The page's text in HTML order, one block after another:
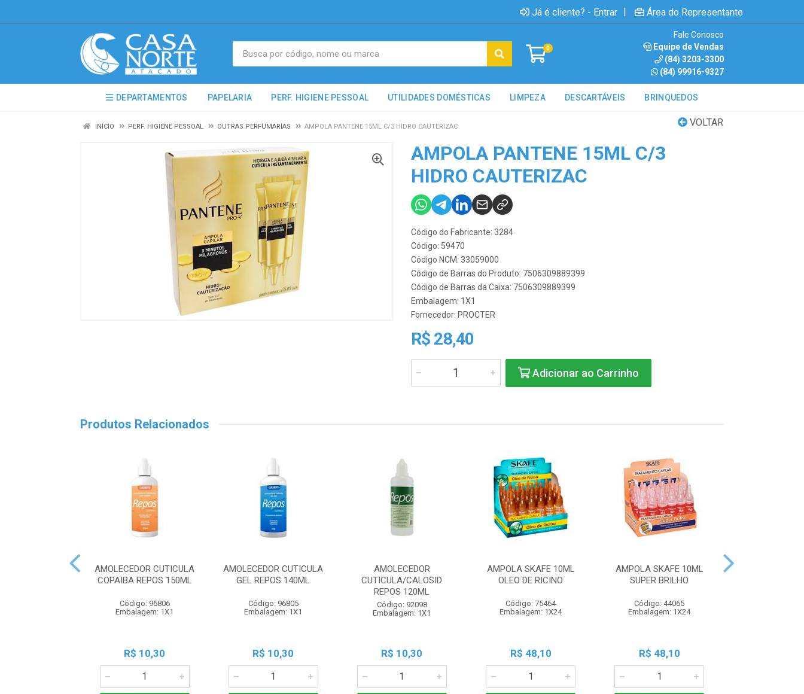
Já é cliente? - Entrar | Área do Representante
0
Fale Conosco
Equipe de Vendas
(84) 3203-3300
(84) 99916-9327
DEPARTAMENTOS PAPELARIA PERF. HIGIENE PESSOAL UTILIDADES DOMÉSTICAS LIMPEZA DESCARTÁVEIS BRINQUEDOS
VOLTAR
INÍCIO PERF. HIGIENE PESSOAL OUTRAS PERFUMARIAS AMPOLA PANTENE 15ML C/3 HIDRO CAUTERIZAC
AMPOLA PANTENE 15ML C/3
HIDRO CAUTERIZAC
Código do Fabricante: 3284
Código: 59470
Código NCM: 33059000
Código de Barras do Produto: 7506309889399
Código de Barras da Caixa: 7506309889399
Embalagem: 1X1
Fornecedor: PROCTER
R$ 28,40
Adicionar ao Carrinho
Produtos Relacionados
AMOLECEDOR CUTICULA
COPAIBA REPOS 150ML
Código: 96806
Embalagem: 1X1
R$ 10,30
AMOLECEDOR CUTICULA
GEL REPOS 140ML
Código: 96805
Embalagem: 1X1
R$ 10,30
AMOLECEDOR
CUTICULA/CALOSID
REPOS 120ML
Código: 92098
Embalagem: 1X1
R$ 10,30
AMPOLA SKAFE 10ML
OLEO DE RICINO
Código: 75464
Embalagem: 1X24
R$ 48,10
AMPOLA SKAFE 10ML
SUPER BRILHO
Código: 44065
Embalagem: 1X24
R$ 48,10